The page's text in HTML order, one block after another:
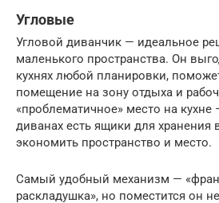
Угловые
Угловой диванчик — идеальное
маленького пространства. Он
кухнях любой планировки,
помещение на зону отдыха и
«проблематичное» место на кухне
диванах есть ящики для хранения
экономить пространство и место.
Самый удобный механизм —
раскладушка», но поместится он